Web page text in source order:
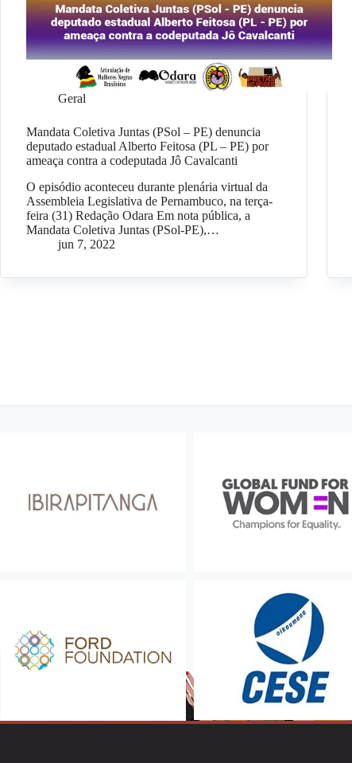
Geral
Mandata Coletiva Juntas (PSol – PE) denuncia
deputado estadual Alberto Feitosa (PL – PE) por
ameaça contra a codeputada Jô Cavalcanti
O episódio aconteceu durante plenária virtual da
Assembleia Legislativa de Pernambuco, na terça-
feira (31) Redação Odara Em nota pública, a
Mandata Coletiva Juntas (PSol-PE),…
jun 7, 2022